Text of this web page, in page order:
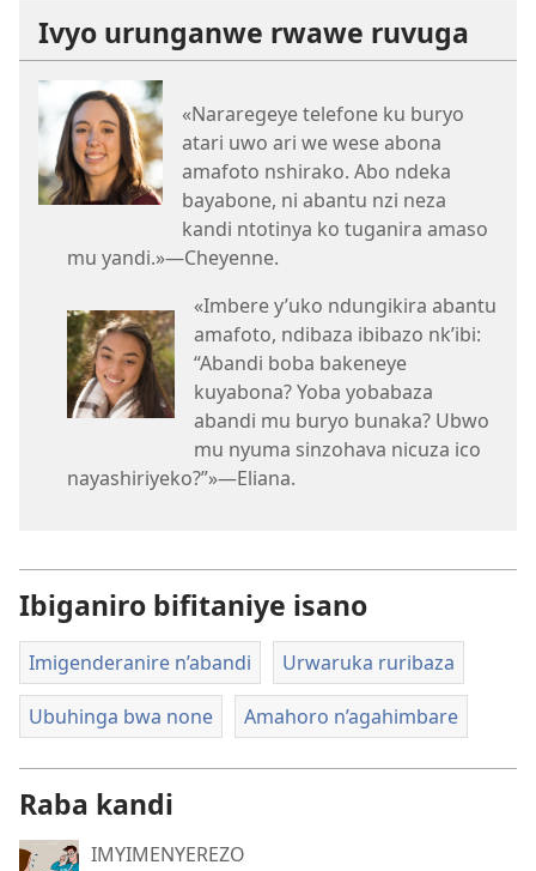
Ivyo urunganwe rwawe ruvuga
«Nararegeye telefone ku buryo
atari uwo ari we wese abona
amafoto nshirako. Abo ndeka
bayabone, ni abantu nzi neza
kandi ntotinya ko tuganira amaso
mu yandi.»​—Cheyenne.
«Imbere y’uko ndungikira abantu
amafoto, ndibaza ibibazo nk’ibi:
“Abandi boba bakeneye
kuyabona? Yoba yobabaza
abandi mu buryo bunaka? Ubwo
mu nyuma sinzohava nicuza ico
nayashiriyeko?”»​—Eliana.
Ibiganiro bifitaniye isano
Imigenderanire n’abandi Urwaruka ruribaza
Ubuhinga bwa none Amahoro n’agahimbare
Raba kandi
IMYIMENYEREZO